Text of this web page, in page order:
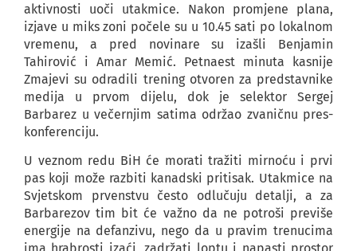
aktivnosti uoči utakmice. Nakon promjene plana,
izjave u miks zoni počele su u 10.45 sati po lokalnom
vremenu, a pred novinare su izašli Benjamin
Tahirović i Amar Memić. Petnaest minuta kasnije
Zmajevi su odradili trening otvoren za predstavnike
medija u prvom dijelu, dok je selektor Sergej
Barbarez u večernjim satima održao zvaničnu pres-
konferenciju.
U veznom redu BiH će morati tražiti mirnoću i prvi
pas koji može razbiti kanadski pritisak. Utakmice na
Svjetskom prvenstvu često odlučuju detalji, a za
Barbarezov tim bit će važno da ne potroši previše
energije na defanzivu, nego da u pravim trenucima